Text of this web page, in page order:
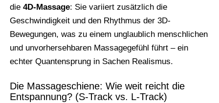
die 4D-Massage: Sie variiert zusätzlich die
Geschwindigkeit und den Rhythmus der 3D-
Bewegungen, was zu einem unglaublich menschlichen
und unvorhersehbaren Massagegefühl führt – ein
echter Quantensprung in Sachen Realismus.
Die Massageschiene: Wie weit reicht die
Entspannung? (S-Track vs. L-Track)